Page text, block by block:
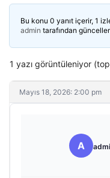
Bu konu 0 yanıt içerir, 1
admin tarafından
1 yazı görüntüleniyor
Mayıs 18, 2026: 2:00 pm
A